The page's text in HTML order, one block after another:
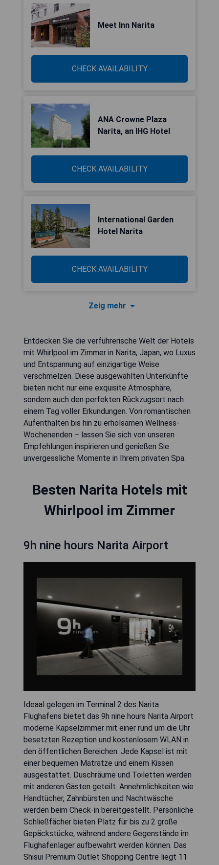
Meet Inn Narita
CHECK AVAILABILITY
ANA Crowne Plaza
Narita, an IHG Hotel
CHECK AVAILABILITY
International Garden
Hotel Narita
CHECK AVAILABILITY
Zeig mehr
Entdecken Sie die verführerische Welt der Hotels
mit Whirlpool im Zimmer in Narita, Japan, wo Luxus
und Entspannung auf einzigartige Weise
verschmelzen. Diese ausgewählten Unterkünfte
bieten nicht nur eine exquisite Atmosphäre,
sondern auch den perfekten Rückzugsort nach
einem Tag voller Erkundungen. Von romantischen
Aufenthalten bis hin zu erholsamen Wellness-
Wochenenden – lassen Sie sich von unseren
Empfehlungen inspirieren und genießen Sie
unvergessliche Momente in Ihrem privaten Spa.
Besten Narita Hotels mit
Whirlpool im Zimmer
9h nine hours Narita Airport
Ideaal gelegen im Terminal 2 des Narita
Flughafens bietet das 9h nine hours Narita Airport
moderne Kapselzimmer mit einer rund um die Uhr
besetzten Rezeption und kostenlosem WLAN in
den öffentlichen Bereichen. Jede Kapsel ist mit
einer bequemen Matratze und einem Kissen
ausgestattet. Duschräume und Toiletten werden
mit anderen Gästen geteilt. Annehmlichkeiten wie
Handtücher, Zahnbürsten und Nachtwäsche
werden beim Check-in bereitgestellt. Persönliche
Schließfächer bieten Platz für bis zu 2 große
Gepäckstücke, während andere Gegenstände im
Flughafenlager aufbewahrt werden können. Das
Shisui Premium Outlet Shopping Centre liegt 11